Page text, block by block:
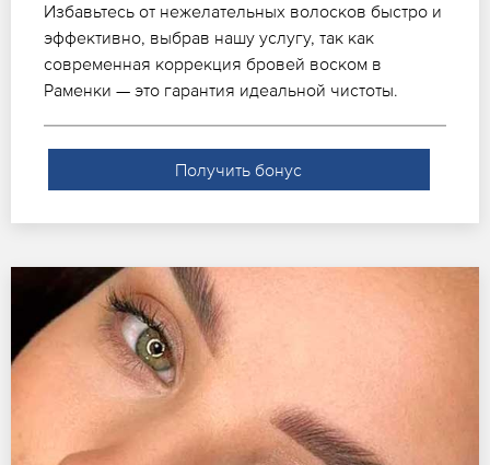
Избавьтесь от нежелательных волосков быстро и
эффективно, выбрав нашу услугу, так как
современная коррекция бровей воском в
Раменки — это гарантия идеальной чистоты.
Получить бонус